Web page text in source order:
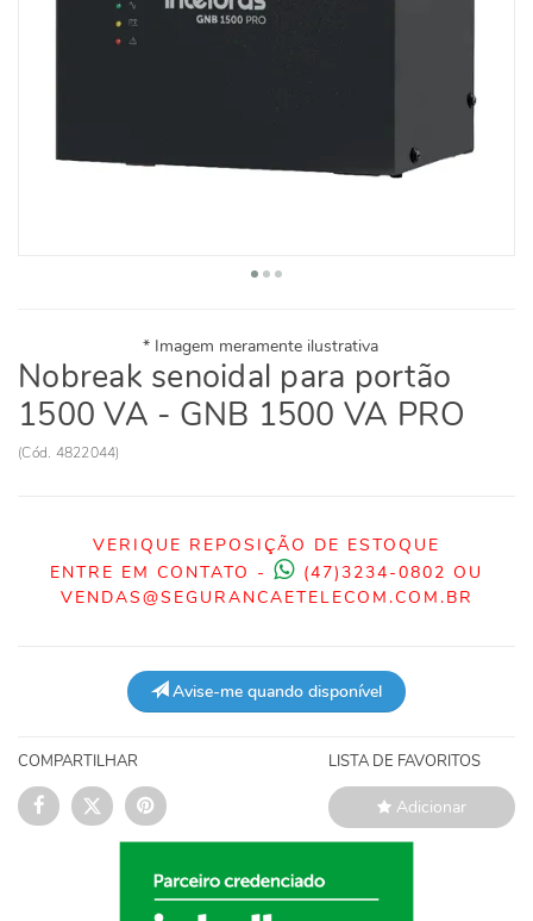
Nobreak senoidal para portão
1500 VA - GNB 1500 VA PRO
(Cód. 4822044)
VERIQUE REPOSIÇÃO DE ESTOQUE
ENTRE EM CONTATO -
(47)3234-0802 OU
VENDAS@SEGURANCAETELECOM.COM.BR
Avise-me quando disponível
COMPARTILHAR LISTA DE FAVORITOS
Adicionar